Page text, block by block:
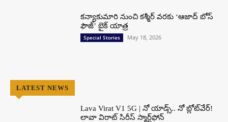
కన్యాకుమారి నుంచి కశ్మీర్ వరకు ‘ఆజాద్ బోస్
ఫౌజ్’ బైక్ యాత్ర
Special Stories May 18, 2026
LATEST NEWS
Lava Virat V1 5G | నో యాడ్స్.. నో బ్లోట్‌వేర్!
లావా విరాట్ సిరీస్ స్మార్ట్‌ఫోన్​